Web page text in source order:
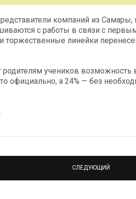
компаний из Самары,
с работы в связи с
торжественные линейки
учеников возможность
официально, а 24% — без
СЛЕДУЮЩИЙ